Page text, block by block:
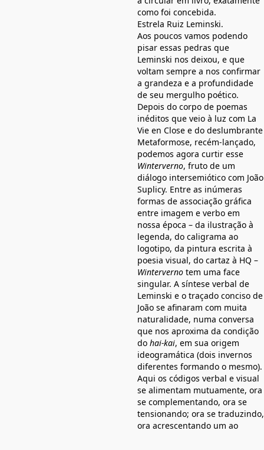
como foi concebida.
Estrela Ruiz Leminski.
Aos poucos vamos podendo
pisar essas pedras que
Leminski nos deixou, e que
voltam sempre a nos confirmar
a grandeza e a profundidade
de seu mergulho poético.
Depois do corpo de poemas
inéditos que veio à luz com La
Vie en Close e do deslumbrante
Metaformose, recém-lançado,
podemos agora curtir esse
Winterverno, fruto de um
diálogo intersemiótico com João
Suplicy. Entre as inúmeras
formas de associação gráfica
entre imagem e verbo em
nossa época – da ilustração à
legenda, do caligrama ao
logotipo, da pintura escrita à
poesia visual, do cartaz à HQ –
Winterverno tem uma face
singular. A síntese verbal de
Leminski e o traçado conciso de
João se afinaram com muita
naturalidade, numa conversa
que nos aproxima da condição
do hai-kai, em sua origem
ideogramática (dois invernos
diferentes formando o mesmo).
Aqui os códigos verbal e visual
se alimentam mutuamente, ora
se complementando, ora se
tensionando; ora se traduzindo,
ora acrescentando um ao